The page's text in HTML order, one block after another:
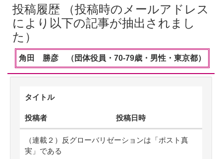
投稿履歴 （投稿時のメールアドレス
により以下の記事が抽出されまし
た）
角田 勝彦 （団体役員・70-79歳・男性・東京都）
タイトル
投稿者 投稿日時
（連載２）反グローバリゼーションは「ポスト真
実」である